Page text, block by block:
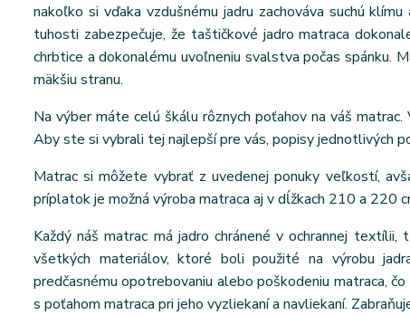
nakoľko si vďaka vzdušnému jadru zachováva suchú
tuhosti zabezpečuje, že taštičkové jadro matraca
chrbtice a dokonalému uvoľneniu svalstva počas spánku.
mäkšiu stranu.
Na výber máte celú škálu rôznych poťahov na váš
Aby ste si vybrali tej najlepší pre vás, popisy jednotlivých
Matrac si môžete vybrať z uvedenej ponuky veľkostí,
príplatok je možná výroba matraca aj v dĺžkach 210 a 220
Každý náš matrac má jadro chránené v ochrannej
všetkých materiálov, ktoré boli použité na výrobu
predčasnému opotrebovaniu alebo poškodeniu matraca,
s poťahom matraca pri jeho vyzliekaní a navliekaní.